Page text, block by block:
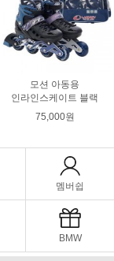
모션 아동용
인라인스케이트 블랙
75,000원
멤버쉽
BMW